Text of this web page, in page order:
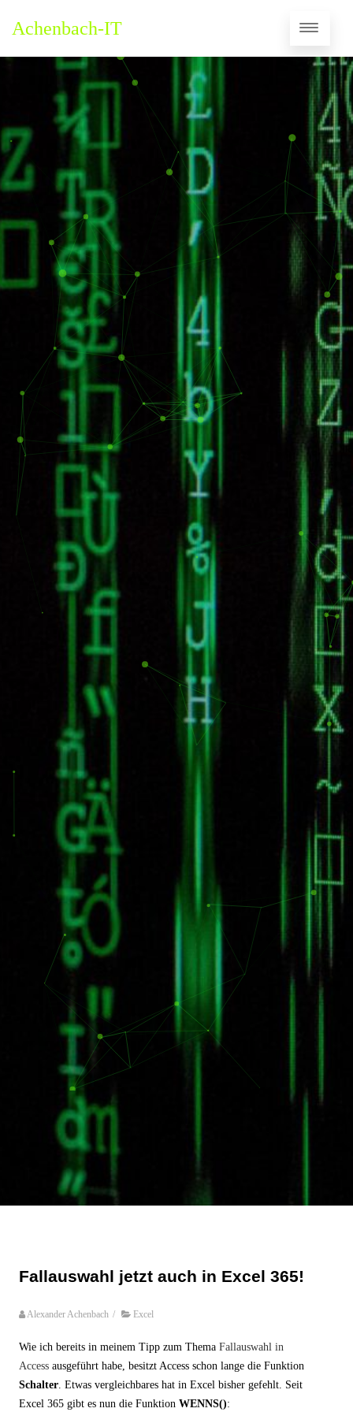
Achenbach-IT
Fallauswahl jetzt auch in Excel 365!
Alexander Achenbach / Excel
Wie ich bereits in meinem Tipp zum Thema Fallauswahl in
Access ausgeführt habe, besitzt Access schon lange die Funktion
Schalter. Etwas vergleichbares hat in Excel bisher gefehlt. Seit
Excel 365 gibt es nun die Funktion WENNS():